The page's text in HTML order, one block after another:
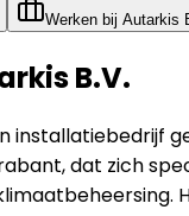
Werken bij Autarkis
B.V.
installatiebedrijf
dat zich